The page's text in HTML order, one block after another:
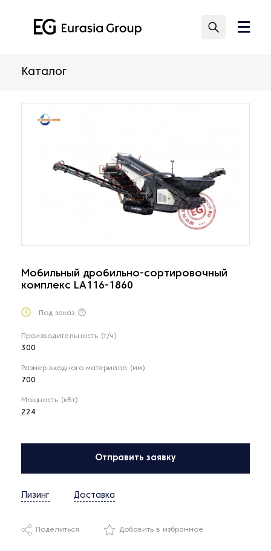
Каталог
Мобильный дробильно-сортировочный
комплекс LA116-1860
Под заказ
Производительность (т/ч)
300
Размер входного материала (мм)
700
Мощность (кВт)
224
Отправить заявку
Лизинг Доставка
Поделиться Добавить в избранное